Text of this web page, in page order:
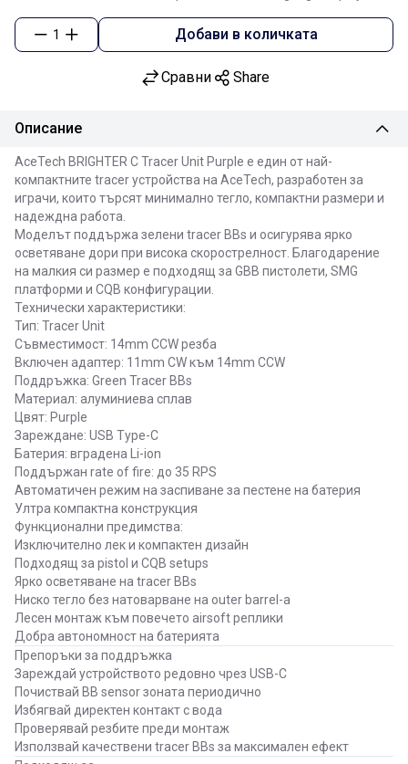
1 Добави в количката
Сравни Share
Описание
AceTech BRIGHTER C Tracer Unit Purple е един от най-
компактните tracer устройства на AceTech, разработен за
играчи, които търсят минимално тегло, компактни размери и
надеждна работа.
Моделът поддържа зелени tracer BBs и осигурява ярко
осветяване дори при висока скорострелност. Благодарение
на малкия си размер е подходящ за GBB пистолети, SMG
платформи и CQB конфигурации.
Технически характеристики:
Тип: Tracer Unit
Съвместимост: 14mm CCW резба
Включен адаптер: 11mm CW към 14mm CCW
Поддръжка: Green Tracer BBs
Материал: алуминиева сплав
Цвят: Purple
Зареждане: USB Type-C
Батерия: вградена Li-ion
Поддържан rate of fire: до 35 RPS
Автоматичен режим на заспиване за пестене на батерия
Ултра компактна конструкция
Функционални предимства:
Изключително лек и компактен дизайн
Подходящ за pistol и CQB setups
Ярко осветяване на tracer BBs
Ниско тегло без натоварване на outer barrel-а
Лесен монтаж към повечето airsoft реплики
Добра автономност на батерията
Препоръки за поддръжка
Зареждай устройството редовно чрез USB-C
Почиствай BB sensor зоната периодично
Избягвай директен контакт с вода
Проверявай резбите преди монтаж
Използвай качествени tracer BBs за максимален ефект